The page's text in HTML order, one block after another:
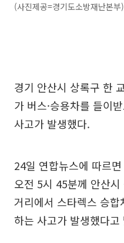
(사진제공=경기도소방재난본부)
경기 안산시 상록구 한
가 버스·승용차를 들이
사고가 발생했다.
24일 연합뉴스에 따르
오전 5시 45분께 안산
거리에서 스타렉스 승
하는 사고가 발생했다고